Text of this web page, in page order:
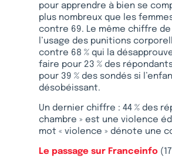
pour apprendre à bien se
plus nombreux que les
contre 69. Le même chiffre
l’usage des punitions
contre 68 % qui la
faire pour 23 % des
pour 39 % des sondés si
désobéissant.
Un dernier chiffre : 44 % des
chambre » est une violence
mot « violence » dénote une
Le passage sur Franceinfo